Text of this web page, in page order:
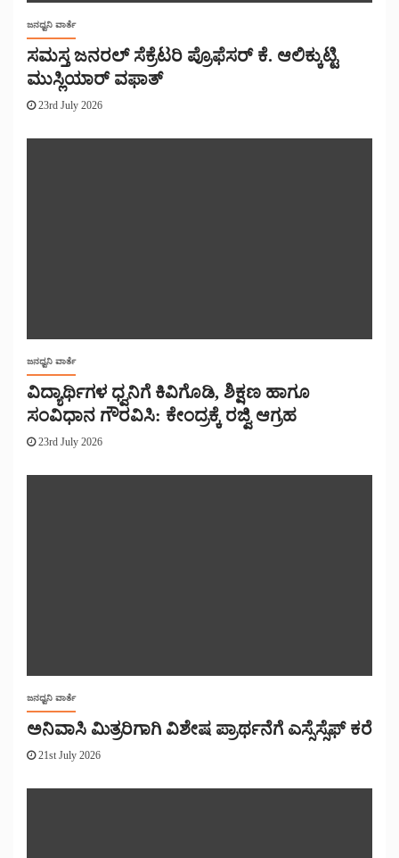
ಜನಧ್ವನಿ ವಾರ್ತೆ
ಸಮಸ್ತ ಜನರಲ್ ಸೆಕ್ರೆಟರಿ ಪ್ರೊಫೆಸರ್ ಕೆ. ಆಲಿಕ್ಕುಟ್ಟಿ
ಮುಸ್ಲಿಯಾರ್ ವಫಾತ್
23rd July 2026
ಜನಧ್ವನಿ ವಾರ್ತೆ
ವಿದ್ಯಾರ್ಥಿಗಳ ಧ್ವನಿಗೆ ಕಿವಿಗೊಡಿ, ಶಿಕ್ಷಣ ಹಾಗೂ
ಸಂವಿಧಾನ ಗೌರವಿಸಿ: ಕೇಂದ್ರಕ್ಕೆ ರಜ್ವಿ ಆಗ್ರಹ
23rd July 2026
ಜನಧ್ವನಿ ವಾರ್ತೆ
ಅನಿವಾಸಿ ಮಿತ್ರರಿಗಾಗಿ ವಿಶೇಷ ಪ್ರಾರ್ಥನೆಗೆ ಎಸ್ಸೆಸ್ಸೆಫ್ ಕರೆ
21st July 2026